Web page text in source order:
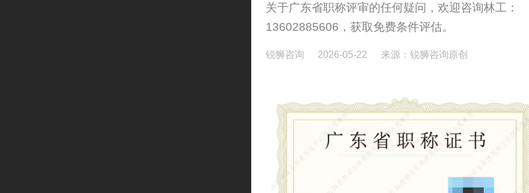
关于广东省职称评审的任何疑问，欢迎咨询林工：
13602885606，获取免费条件评估。
锐狮咨询 2026-05-22 来源：锐狮咨询原创